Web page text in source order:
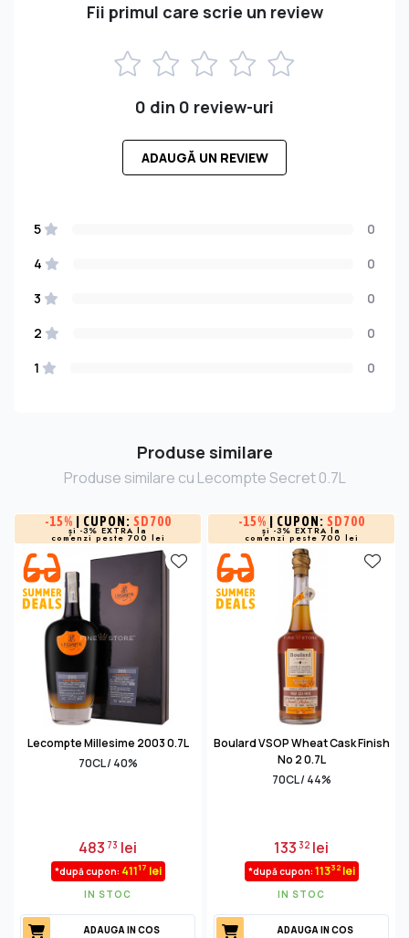
Fii primul care scrie un review
0 din 0 review-uri
ADAUGĂ UN REVIEW
5
0
4
0
3
0
2
0
1
0
Produse similare
Produse similare cu Lecompte Secret 0.7L
-15% | CUPON: SD700
și -3% EXTRA la
comenzi peste 700 lei
Lecompte Millesime 2003 0.7L
70CL / 40%
483 73 lei
*după cupon: 41117 lei
IN STOC
ADAUGA IN COS
-15% | CUPON: SD700
și -3% EXTRA la
comenzi peste 700 lei
Boulard VSOP Wheat Cask Finish
No 2 0.7L
70CL / 44%
133 32 lei
*după cupon: 11332lei
IN STOC
ADAUGA IN COS